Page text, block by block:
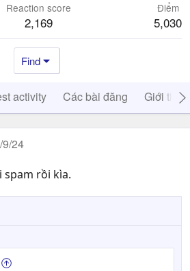
Reaction score
2,169
Điểm
5,030
Find
activity Các bài đăng Giới thiệu
9/24
spam rồi kìa.